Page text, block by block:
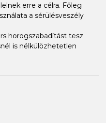
erre a célra. Főleg
a sérülésveszély
horogszabadítást tesz
is nélkülözhetetlen